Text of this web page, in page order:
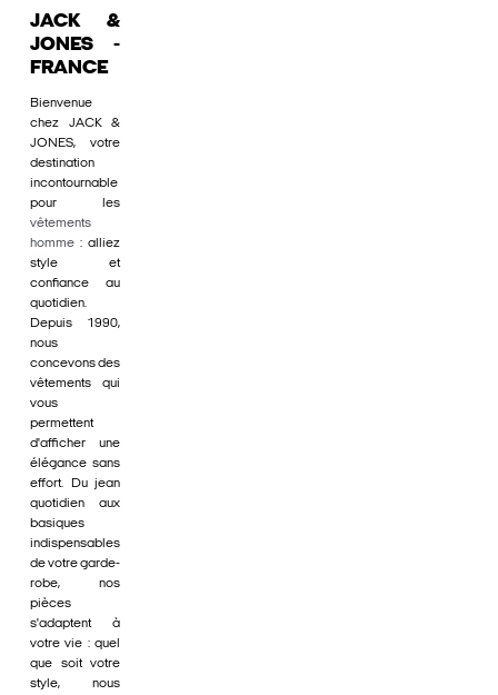
JACK &
JONES -
FRANCE
Bienvenue
chez JACK &
JONES, votre
destination
incontournable
pour les
vêtements
homme : alliez
style et
confiance au
quotidien.
Depuis 1990,
nous
concevons des
vêtements qui
vous
permettent
d'afficher une
élégance sans
effort. Du jean
quotidien aux
basiques
indispensables
de votre garde-
robe, nos
pièces
s'adaptent à
votre vie : quel
que soit votre
style, nous